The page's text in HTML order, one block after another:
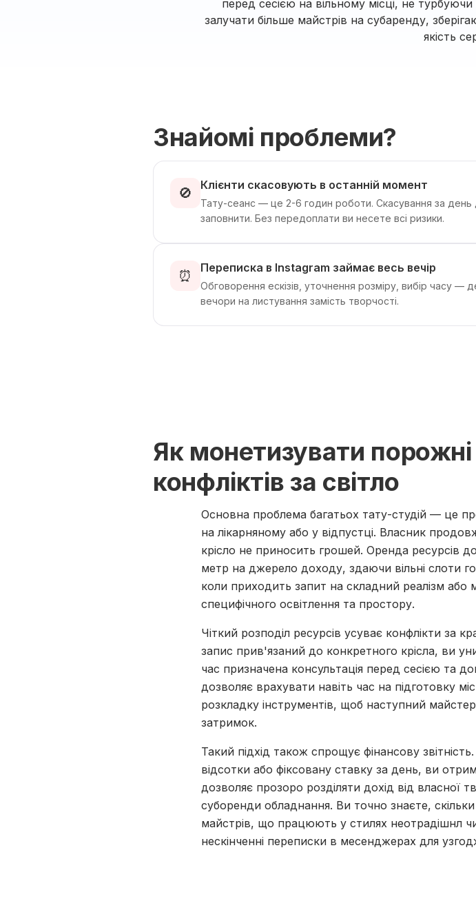
перед сесією на вільному місці, не
залучати більше майстрів на субаренду,
якість
Знайомі проблеми?
🚫 Клієнти скасовують в останній момент
Тату-сеанс — це 2-6 годин роботи. Скасування за
заповнити. Без передоплати ви несете всі ризики.
⏰ Переписка в Instagram займає весь вечір
Обговорення ескізів, уточнення розміру, вибір часу —
вечори на листування замість творчості.
Як монетизувати порожні
конфліктів за світло
Основна проблема багатьох тату-студій — це
на лікарняному або у відпустці. Власник
крісло не приносить грошей. Оренда ресурсів
метр на джерело доходу, здаючи вільні слоти
коли приходить запит на складний реалізм
специфічного освітлення та простору.
Чіткий розподіл ресурсів усуває конфлікти
запис прив'язаний до конкретного крісла, ви
час призначена консультація перед сесією та
дозволяє врахувати навіть час на підготовку
розкладку інструментів, щоб наступний
затримок.
Такий підхід також спрощує фінансову
відсотки або фіксовану ставку за день, ви
дозволяє прозоро розділяти дохід від власної
суборенди обладнання. Ви точно знаєте,
майстрів, що працюють у стилях неотрадішнл
нескінченні переписки в месенджерах для